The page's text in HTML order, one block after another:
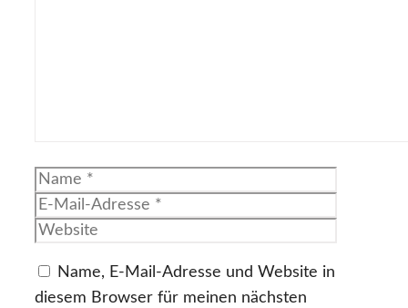
Name
Name, E-Mail-Adresse und Website in
diesem Browser für meinen nächsten